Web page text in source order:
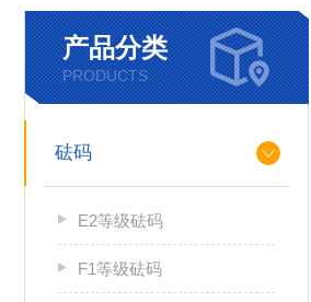
产品分类
PRODUCTS
砝码
E2等级砝码
F1等级砝码